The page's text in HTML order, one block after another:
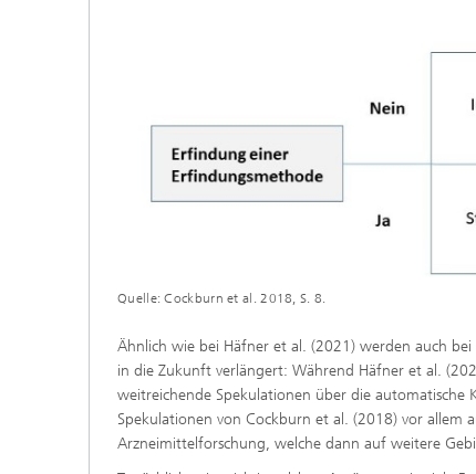
Quelle: Cockburn et al. 2018, S. 8.
Ähnlich wie bei Häfner et al. (2021) werden auch
in die Zukunft verlängert: Während Häfner et al.
weitreichende Spekulationen über die
Spekulationen von Cockburn et al. (2018) vor allem
Arzneimittelforschung, welche dann auf weitere